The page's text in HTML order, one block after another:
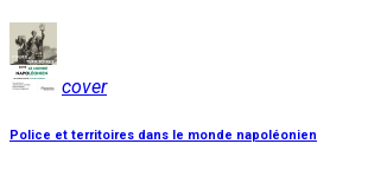
cover
Police et territoires dans le monde napoléonien